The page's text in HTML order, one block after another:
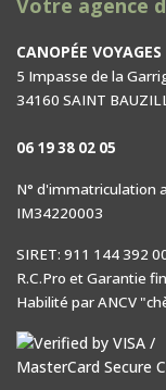
Votre agence
CANOPÉE VOYAGES
5 Impasse de la
34160 SAINT
06 19 38 02 05
N° d'immatriculation
IM34220003
SIRET: 911 144 392
R.C.Pro et Garantie
Habilité par ANCV